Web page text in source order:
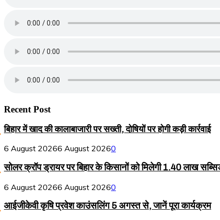
Recent Post
बिहार में खाद की कालाबाजारी पर सख्ती, दोषियों पर होगी कड़ी कार्रवाई
6 August 20266 August 20260
सोलर क्रॉप ड्रायर पर बिहार के किसानों को मिलेगी 1.40 लाख
6 August 20266 August 20260
आईजीकेवी कृषि प्रवेश काउंसलिंग 5 अगस्त से, जानें पूरा कार्यक्रम